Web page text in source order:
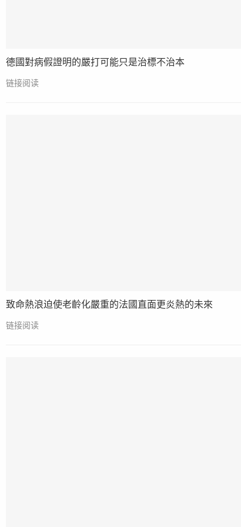
德國對病假證明的嚴打可能只是治標不治本
链接阅读
致命熱浪迫使老齡化嚴重的法國直面更炎熱的未來
链接阅读